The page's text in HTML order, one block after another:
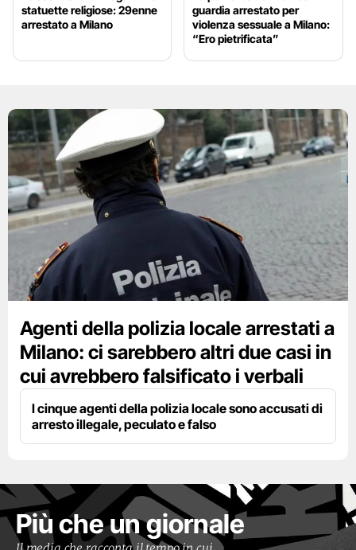
statuette religiose: 29enne
arrestato a Milano
guardia arrestato per
violenza sessuale a Milano:
“Ero pietrificata”
Agenti della polizia locale arrestati a
Milano: ci sarebbero altri due casi in
cui avrebbero falsificato i verbali
I cinque agenti della polizia locale sono accusati di
arresto illegale, peculato e falso
Più che un giornale